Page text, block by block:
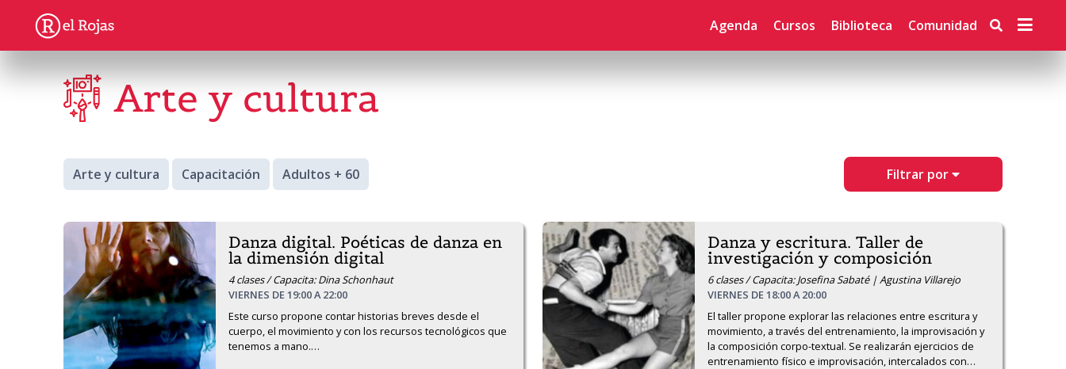
Agenda Cursos Biblioteca Comunidad
Arte y cultura
Arte y cultura Capacitación Adultos + 60 Filtrar por
Danza digital. Poéticas de danza en
la dimensión digital
4 clases / Capacita: Dina Schonhaut
VIERNES DE 19:00 A 22:00
Este curso propone contar historias breves desde el
cuerpo, el movimiento y con los recursos tecnológicos que
tenemos a mano.…
Danza y escritura. Taller de
investigación y composición
6 clases / Capacita: Josefina Sabaté | Agustina Villarejo
VIERNES DE 18:00 A 20:00
El taller propone explorar las relaciones entre escritura y
movimiento, a través del entrenamiento, la improvisación y
la composición corpo-textual. Se realizarán ejercicios de
entrenamiento físico e improvisación, intercalados con…